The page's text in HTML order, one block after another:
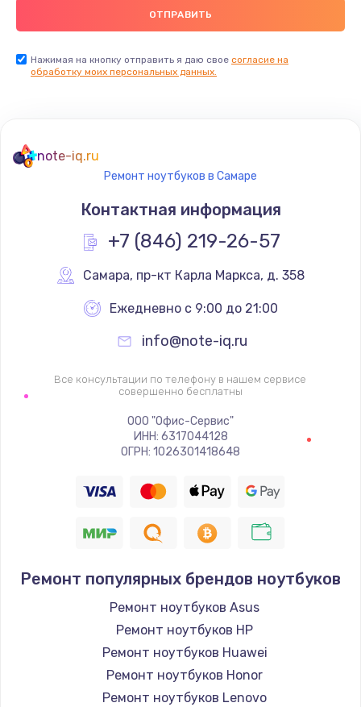
Нажимая на кнопку отправить я даю свое согласие на
обработку моих персональных данных.
note-iq.ru
Ремонт ноутбуков в Самаре
Контактная информация
+7 (846) 219-26-57
Самара, пр-кт Карла Маркса, д. 358
Ежедневно с 9:00 до 21:00
info@note-iq.ru
Все консультации по телефону в нашем сервисе
совершенно бесплатны
ООО "Офис-Сервис"
ИНН: 6317044128
ОГРН: 1026301418648
Ремонт популярных брендов ноутбуков
Ремонт ноутбуков Asus
Ремонт ноутбуков HP
Ремонт ноутбуков Huawei
Ремонт ноутбуков Honor
Ремонт ноутбуков Lenovo